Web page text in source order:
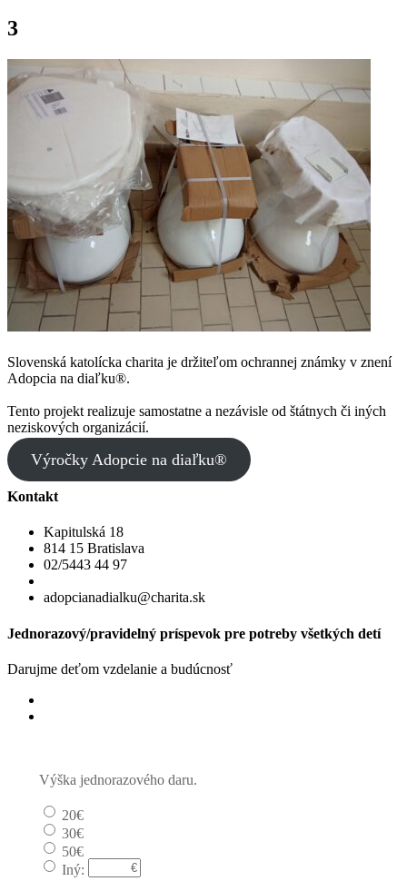
3
Slovenská katolícka charita je držiteľom ochrannej známky v znení
Adopcia na diaľku®.
Tento projekt realizuje samostatne a nezávisle od štátnych či iných
neziskových organizácií.
Výročky Adopcie na diaľku®
Kontakt
Kapitulská 18
814 15 Bratislava
02/5443 44 97
adopcianadialku@charita.sk
Jednorazový/pravidelný príspevok pre potreby všetkých detí
Darujme deťom vzdelanie a budúcnosť
Výška jednorazového daru.
20€
30€
50€
Iný: